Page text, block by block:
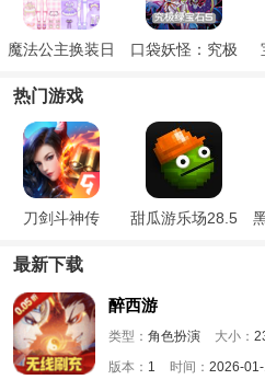
魔法公主换装日
口袋妖怪：究极
热门游戏
刀剑斗神传
甜瓜游乐场28.5
最新下载
醉西游
类型： 角色扮演 大小：
版本： 1 时间： 2026-